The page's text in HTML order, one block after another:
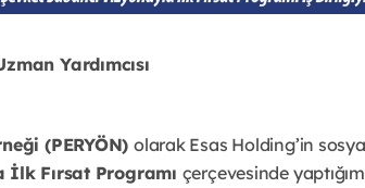
Yardımcısı
(PERYÖN) olarak Esas Holding’in
İlk Fırsat Programı çerçevesinde